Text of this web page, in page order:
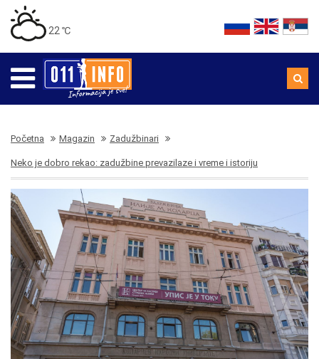
22 ℃
Početna Magazin Zadužbinari
Neko je dobro rekao: zadužbine prevazilaze i vreme i istoriju